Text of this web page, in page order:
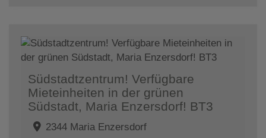
Südstadtzentrum! Verfügbare
Mieteinheiten in der grünen
Südstadt, Maria Enzersdorf! BT3
2344 Maria Enzersdorf